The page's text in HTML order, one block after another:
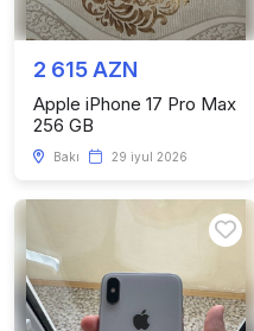
2 615 AZN
Apple iPhone 17 Pro Max
256 GB
Bakı 29 iyul 2026